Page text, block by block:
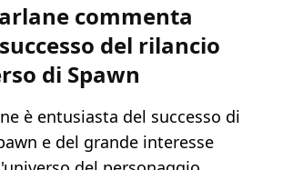
commenta
del rilancio
di Spawn
è entusiasta del successo di
e del grande interesse